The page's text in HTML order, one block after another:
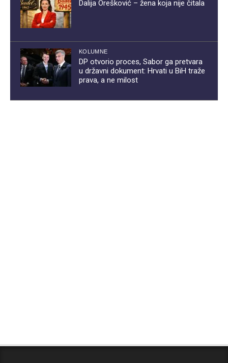
Dalija Orešković – žena koja nije čitala
KOLUMNE
DP otvorio proces, Sabor ga pretvara
u državni dokument: Hrvati u BiH traže
prava, a ne milost